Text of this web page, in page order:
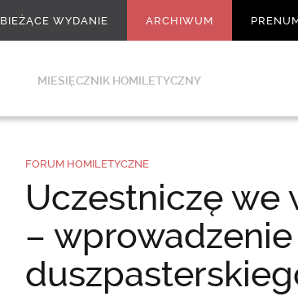
BIEŻĄCE WYDANIE ARCHIWUM
MIESIĘCZNIK HOMILETYCZNY
FORUM HOMILETYCZNE
Uczestniczę we
–